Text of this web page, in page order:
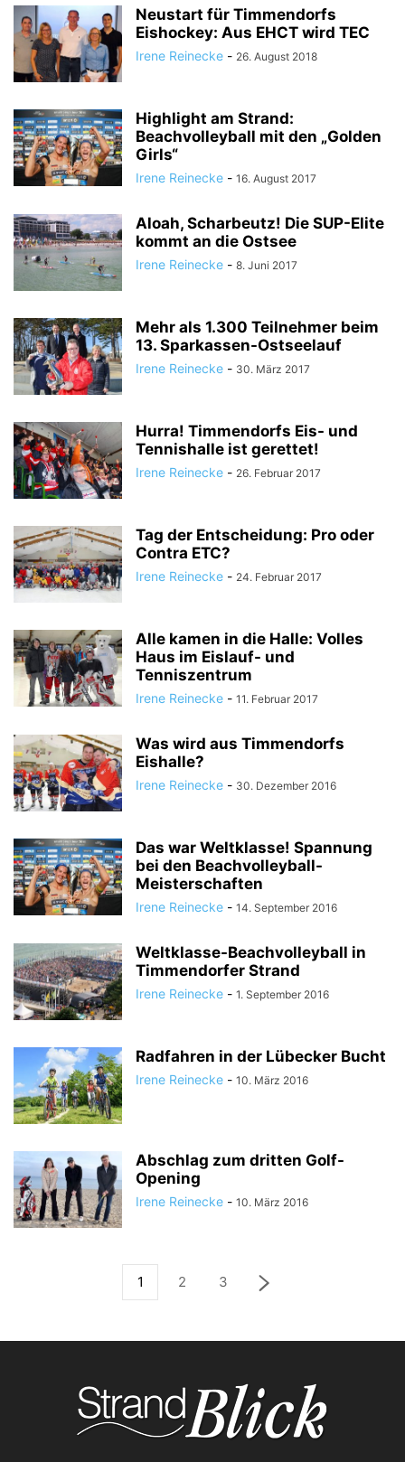
Neustart für Timmendorfs
Eishockey: Aus EHCT wird TEC
Irene Reinecke - 26. August 2018
Highlight am Strand:
Beachvolleyball mit den „Golden
Girls“
Irene Reinecke - 16. August 2017
Aloah, Scharbeutz! Die SUP-Elite
kommt an die Ostsee
Irene Reinecke - 8. Juni 2017
Mehr als 1.300 Teilnehmer beim
13. Sparkassen-Ostseelauf
Irene Reinecke - 30. März 2017
Hurra! Timmendorfs Eis- und
Tennishalle ist gerettet!
Irene Reinecke - 26. Februar 2017
Tag der Entscheidung: Pro oder
Contra ETC?
Irene Reinecke - 24. Februar 2017
Alle kamen in die Halle: Volles
Haus im Eislauf- und
Tenniszentrum
Irene Reinecke - 11. Februar 2017
Was wird aus Timmendorfs
Eishalle?
Irene Reinecke - 30. Dezember 2016
Das war Weltklasse! Spannung
bei den Beachvolleyball-
Meisterschaften
Irene Reinecke - 14. September 2016
Weltklasse-Beachvolleyball in
Timmendorfer Strand
Irene Reinecke - 1. September 2016
Radfahren in der Lübecker Bucht
Irene Reinecke - 10. März 2016
Abschlag zum dritten Golf-
Opening
Irene Reinecke - 10. März 2016
1 2 3